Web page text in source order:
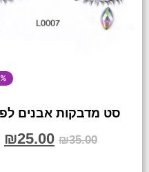
סט מדבקות אבנים
₪35.00
₪25.00